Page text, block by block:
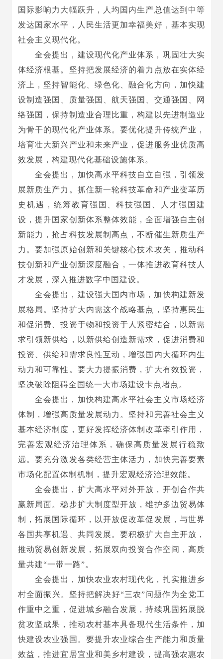
国际影响力大幅跃升，人均国内生产总值达到中等
发达国家水平，人民生活更加幸福美好，基本实现
社会主义现代化。
全会提出，建设现代化产业体系，巩固壮大实
体经济根基。坚持把发展经济的着力点放在实体经
济上，坚持智能化、绿色化、融合化方向，加快建
设制造强国、质量强国、航天强国、交通强国、网
络强国，保持制造业合理比重，构建以先进制造业
为骨干的现代化产业体系。要优化提升传统产业，
培育壮大新兴产业和未来产业，促进服务业优质高
效发展，构建现代化基础设施体系。
全会提出，加快高水平科技自立自强，引领发
展新质生产力。抓住新一轮科技革命和产业变革历
史机遇，统筹教育强国、科技强国、人才强国建
设，提升国家创新体系整体效能，全面增强自主创
新能力，抢占科技发展制高点，不断催生新质生产
力。要加强原始创新和关键核心技术攻关，推动科
技创新和产业创新深度融合，一体推进教育科技人
才发展，深入推进数字中国建设。
全会提出，建设强大国内市场，加快构建新发
展格局。坚持扩大内需这个战略基点，坚持惠民生
和促消费、投资于物和投资于人紧密结合，以新需
求引领新供给，以新供给创造新需求，促进消费和
投资、供给和需求良性互动，增强国内大循环内生
动力和可靠性。要大力提振消费，扩大有效投资，
坚决破除阻碍全国统一大市场建设卡点堵点。
全会提出，加快构建高水平社会主义市场经济
体制，增强高质量发展动力。坚持和完善社会主义
基本经济制度，更好发挥经济体制改革牵引作用，
完善宏观经济治理体系，确保高质量发展行稳致
远。要充分激发各类经营主体活力，加快完善要素
市场化配置体制机制，提升宏观经济治理效能。
全会提出，扩大高水平对外开放，开创合作共
赢新局面。稳步扩大制度型开放，维护多边贸易体
制，拓展国际循环，以开放促改革促发展，与世界
各国共享机遇、共同发展。要积极扩大自主开放，
推动贸易创新发展，拓展双向投资合作空间，高质
量共建“一带一路”。
全会提出，加快农业农村现代化，扎实推进乡
村全面振兴。坚持把解决好“三农”问题作为全党工
作重中之重，促进城乡融合发展，持续巩固拓展脱
贫攻坚成果，推动农村基本具备现代生活条件，加
快建设农业强国。要提升农业综合生产能力和质量
效益，推进宜居宜业和美乡村建设，提高强农惠农